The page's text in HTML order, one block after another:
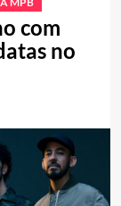
com
no